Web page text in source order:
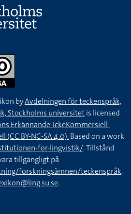
byAvdelningen för teckenspråk,
Stockholms universitetis licensed
Erkännande-IckeKommersiell-
(CC BY-NC-SA 4.0).Based on a work
for-lingvistik/. Tillstånd
tillgängligt på
forskningsämnen/teckenspråk.
.